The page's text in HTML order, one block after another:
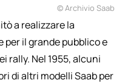
© Archivio Saab
a realizzare la
per il grande pubblico e
rally. Nel 1955, alcuni
di altri modelli Saab per